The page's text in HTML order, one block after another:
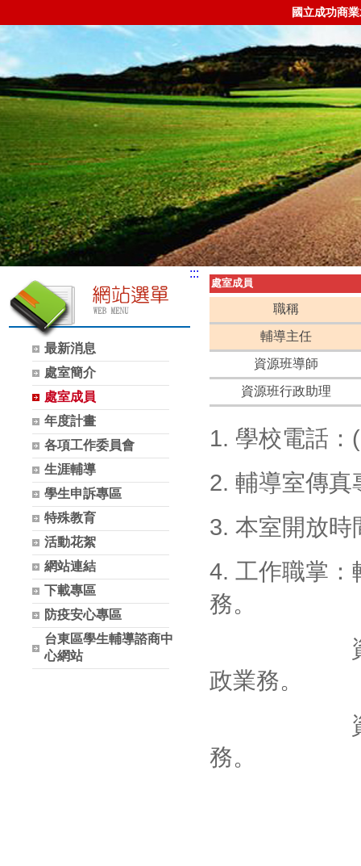
國立成功商
最新消息
處室簡介
處室成員
年度計畫
各項工作委員會
生涯輔導
學生申訴專區
特殊教育
活動花絮
網站連結
下載專區
防疫安心專區
台東區學生輔導諮商中
心網站
:::
處室成員
職稱
輔導主任
資源班導師
資源班行政助理
1. 學校電話：
2. 輔導室傳真
3. 本室開放時
4. 工作職掌：
務。
資源班導
政業務。
資源班行
務。